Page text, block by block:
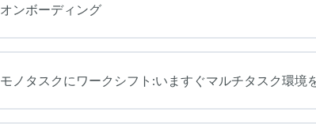
オンボーディング
モノタスクにワークシフト:いますぐマルチタスク環境